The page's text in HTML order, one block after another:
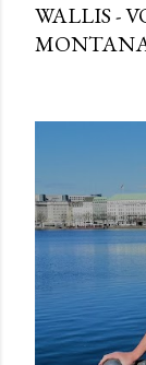
WALLIS -